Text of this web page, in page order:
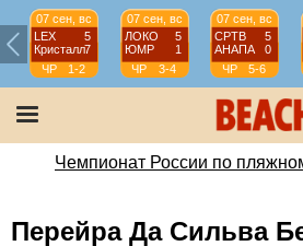
07 сен, вс
LEX
5
Кристалл7
ЧР
1-2
07 сен, вс
ЛОКО
5
ЮМР
1
ЧР
3-4
07 сен, вс
СРТВ
5
АНАПА
0
ЧР
5-6
Чемпионат России по
Перейра Да Сильва